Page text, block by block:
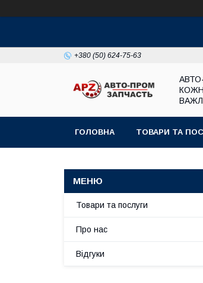
+380 (50) 624-75-63
ГОЛОВНА ТОВАРИ ТА
Товари та послуги
Про нас
Відгуки